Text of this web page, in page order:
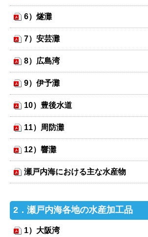
6）燧灘
7）安芸灘
8）広島湾
9）伊予灘
10）豊後水道
11）周防灘
12）響灘
瀬戸内海における主な水産物
2．瀬戸内海各地の水産加工品
1）大阪湾